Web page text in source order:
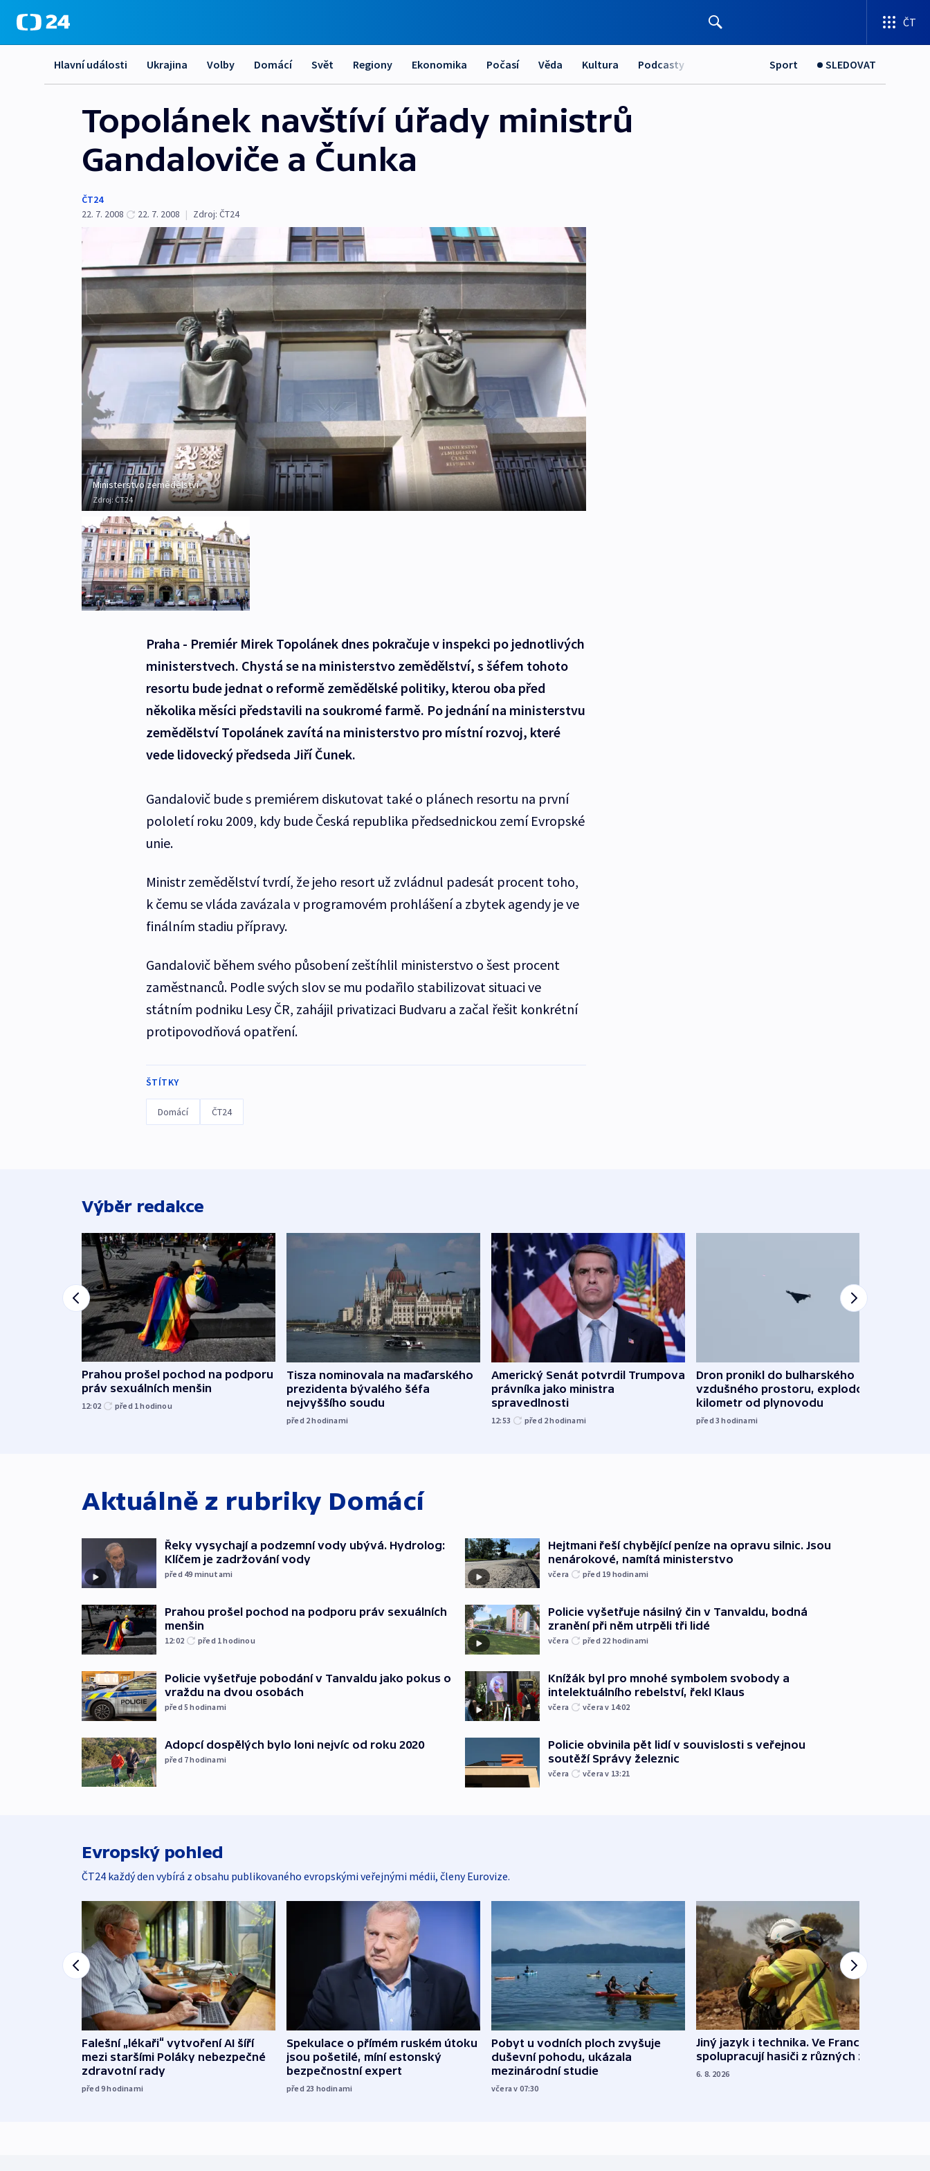
ČT
Hlavní události Ukrajina Volby Domácí Svět Regiony Ekonomika Počasí Věda Kultura Podcasty Sport SLEDOVAT
Topolánek navštíví úřady ministrů
Gandaloviče a Čunka
ČT24
22. 7. 2008
22. 7. 2008 | Zdroj: ČT24
Ministerstvo zemědělství
Zdroj: ČT24
Praha - Premiér Mirek Topolánek dnes pokračuje v inspekci po jednotlivých
ministerstvech. Chystá se na ministerstvo zemědělství, s šéfem tohoto
resortu bude jednat o reformě zemědělské politiky, kterou oba před
několika měsíci představili na soukromé farmě. Po jednání na ministerstvu
zemědělství Topolánek zavítá na ministerstvo pro místní rozvoj, které
vede lidovecký předseda Jiří Čunek.
Gandalovič bude s premiérem diskutovat také o plánech resortu na první
pololetí roku 2009, kdy bude Česká republika předsednickou zemí Evropské
unie.
Ministr zemědělství tvrdí, že jeho resort už zvládnul padesát procent toho,
k čemu se vláda zavázala v programovém prohlášení a zbytek agendy je ve
finálním stadiu přípravy.
Gandalovič během svého působení zeštíhlil ministerstvo o šest procent
zaměstnanců. Podle svých slov se mu podařilo stabilizovat situaci ve
státním podniku Lesy ČR, zahájil privatizaci Budvaru a začal řešit konkrétní
protipovodňová opatření.
ŠTÍTKY
Domácí ČT24
Výběr redakce
Prahou prošel pochod na podporu
práv sexuálních menšin
12:02 před 1hodinou
Tisza nominovala na maďarského
prezidenta bývalého šéfa
nejvyššího soudu
před 2hodinami
Americký Senát potvrdil Trumpova
právníka jako ministra
spravedlnosti
12:53 před 2hodinami
Dron pronikl do bulharského
vzdušného prostoru, explodoval
kilometr od plynovodu
před 3hodinami
Aktuálně z rubriky Domácí
Řeky vysychají a podzemní vody ubývá. Hydrolog:
Klíčem je zadržování vody
před 49 minutami
Prahou prošel pochod na podporu práv sexuálních
menšin
12:02 před 1hodinou
Policie vyšetřuje pobodání v Tanvaldu jako pokus o
vraždu na dvou osobách
před 5hodinami
Adopcí dospělých bylo loni nejvíc od roku 2020
před 7hodinami
Hejtmani řeší chybějící peníze na opravu silnic. Jsou
nenárokové, namítá ministerstvo
včera před 19 hodinami
Policie vyšetřuje násilný čin v Tanvaldu, bodná
zranění při něm utrpěli tři lidé
včera před 22 hodinami
Knížák byl pro mnohé symbolem svobody a
intelektuálního rebelství, řekl Klaus
včera včera v 14:02
Policie obvinila pět lidí v souvislosti s veřejnou
soutěží Správy železnic
včera včera v 13:21
Evropský pohled
ČT24 každý den vybírá z obsahu publikovaného evropskými veřejnými médii, členy Eurovize.
Falešní „lékaři“ vytvoření AI šíří
mezi staršími Poláky nebezpečné
zdravotní rady
před 9hodinami
Spekulace o přímém ruském útoku
jsou pošetilé, míní estonský
bezpečnostní expert
před 23 hodinami
Pobyt u vodních ploch zvyšuje
duševní pohodu, ukázala
mezinárodní studie
včera v 07:30
Jiný jazyk i technika. Ve Francii
spolupracují hasiči z různých zemí
6. 8. 2026